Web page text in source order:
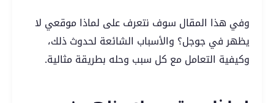
وفي هذا المقال سوف نتعرف على لماذا موقعي لا
يظهر في جوجل؟ والأسباب الشائعة لحدوث ذلك،
وكيفية التعامل مع كل سبب وحله بطريقة مثالية.